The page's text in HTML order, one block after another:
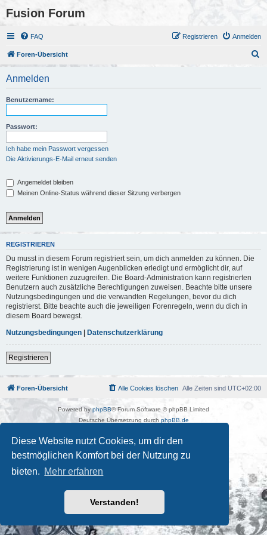
Diese Website nutzt Cookies, um dir den
bestmöglichen Komfort bei der Nutzung zu
bieten. Mehr erfahren
Verstanden!
Fusion Forum
FAQ Anmelden
Registrieren
Foren-Übersicht
Anmelden
Benutzername:
Passwort:
Ich habe mein Passwort vergessen
Die Aktivierungs-E-Mail erneut senden
Angemeldet bleiben
Meinen Online-Status während dieser Sitzung verbergen
REGISTRIEREN
Du musst in diesem Forum registriert sein, um dich anmelden zu können. Die
Registrierung ist in wenigen Augenblicken erledigt und ermöglicht dir, auf
weitere Funktionen zuzugreifen. Die Board-Administration kann registrierten
Benutzern auch zusätzliche Berechtigungen zuweisen. Beachte bitte unsere
Nutzungsbedingungen und die verwandten Regelungen, bevor du dich
registrierst. Bitte beachte auch die jeweiligen Forenregeln, wenn du dich in
diesem Board bewegst.
Nutzungsbedingungen | Datenschutzerklärung
Registrieren
Foren-Übersicht Alle Zeiten sind UTC+02:00
Alle Cookies löschen
Powered byphpBB® Forum Software © phpBB Limited
Deutsche Übersetzung durch phpBB.de
Datenschutz| Nutzungsbedingungen